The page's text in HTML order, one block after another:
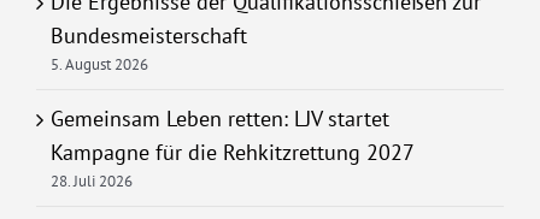
Bundesmeisterschaft
5. August 2026
Gemeinsam Leben retten: LJV startet
Kampagne für die Rehkitzrettung 2027
28. Juli 2026